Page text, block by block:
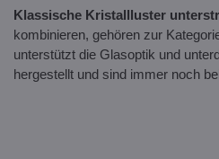
Klassische Kristallluster
kombinieren, gehören zur
unterstützt die Glasoptik und
hergestellt und sind immer noch